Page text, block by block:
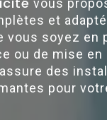
et
vous soyez en
ou de mise
des
pour